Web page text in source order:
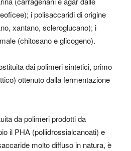
i polisaccaridi di origine
xantano, scleroglucano); i
(chitosano e glicogeno).
daipolimeri sintetici, primo
ottenuto dalla fermentazione
dapolimeri prodotti da
il PHA (poliidrossialcanoati) e
molto diffuso in natura, è